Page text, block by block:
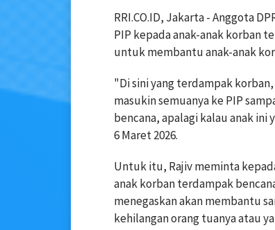
RRI.CO.ID, Jakarta - Anggota
PIP kepada anak-anak korban
untuk membantu anak-anak
"Di sini yang terdampak korban,
masukin semuanya ke PIP
bencana, apalagi kalau anak
6 Maret 2026.
Untuk itu, Rajiv meminta
anak korban terdampak
menegaskan akan membantu
kehilangan orang tuanya atau